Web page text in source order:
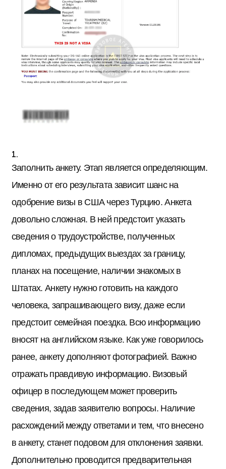
Заполнить анкету. Этап является определяющим.
Именно от его результата зависит шанс на
одобрение визы в США через Турцию. Анкета
довольно сложная. В ней предстоит указать
сведения о трудоустройстве, полученных
дипломах, предыдущих выездах за границу,
планах на посещение, наличии знакомых в
Штатах. Анкету нужно готовить на каждого
человека, запрашивающего визу, даже если
предстоит семейная поездка. Всю информацию
вносят на английском языке. Как уже говорилось
ранее, анкету дополняют фотографией. Важно
отражать правдивую информацию. Визовый
офицер в последующем может проверить
сведения, задав заявителю вопросы. Наличие
расхождений между ответами и тем, что внесено
в анкету, станет подовом для отклонения заявки.
Дополнительно проводится предварительная